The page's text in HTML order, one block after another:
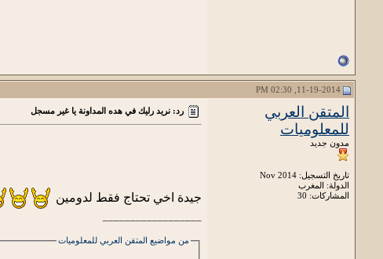
المتقن العربي
للمعلوميات
مدون جديد
تاريخ التسجيل: Nov 2014
الدولة: المغرب
المشاركات: 30
رد: نريد رليك في هده المداونة يا غير مسجل
جيدة اخي تحتاج فقط لدومين
من مواضيع المتقن العربي للمعلوميات